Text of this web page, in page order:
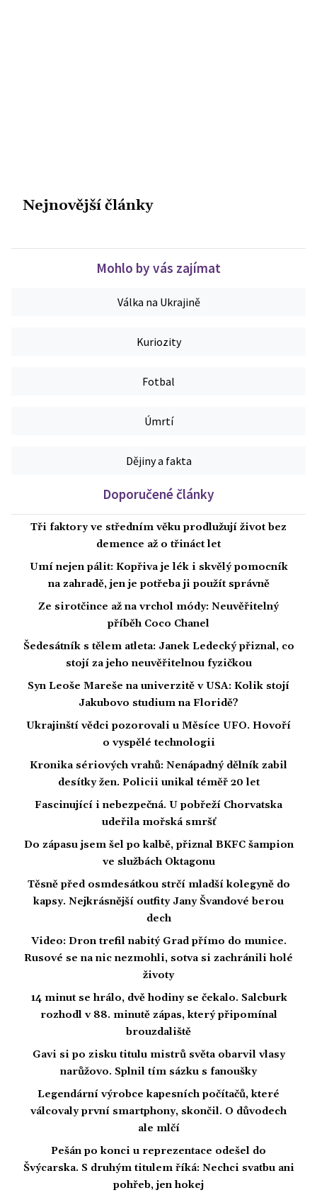
Nejnovější články
Mohlo by vás zajímat
Válka na Ukrajině
Kuriozity
Fotbal
Úmrtí
Dějiny a fakta
Doporučené články
Tři faktory ve středním věku prodlužují život bez
demence až o třináct let
Umí nejen pálit: Kopřiva je lék i skvělý pomocník
na zahradě, jen je potřeba ji použít správně
Ze sirotčince až na vrchol módy: Neuvěřitelný
příběh Coco Chanel
Šedesátník s tělem atleta: Janek Ledecký přiznal, co
stojí za jeho neuvěřitelnou fyzičkou
Syn Leoše Mareše na univerzitě v USA: Kolik stojí
Jakubovo studium na Floridě?
Ukrajinští vědci pozorovali u Měsíce UFO. Hovoří
o vyspělé technologii
Kronika sériových vrahů: Nenápadný dělník zabil
desítky žen. Policii unikal téměř 20 let
Fascinující i nebezpečná. U pobřeží Chorvatska
udeřila mořská smršť
Do zápasu jsem šel po kalbě, přiznal BKFC šampion
ve službách Oktagonu
Těsně před osmdesátkou strčí mladší kolegyně do
kapsy. Nejkrásnější outfity Jany Švandové berou
dech
Video: Dron trefil nabitý Grad přímo do munice.
Rusové se na nic nezmohli, sotva si zachránili holé
životy
14 minut se hrálo, dvě hodiny se čekalo. Salcburk
rozhodl v 88. minutě zápas, který připomínal
brouzdaliště
Gavi si po zisku titulu mistrů světa obarvil vlasy
narůžovo. Splnil tím sázku s fanoušky
Legendární výrobce kapesních počítačů, které
válcovaly první smartphony, skončil. O důvodech
ale mlčí
Pešán po konci u reprezentace odešel do
Švýcarska. S druhým titulem říká: Nechci svatbu ani
pohřeb, jen hokej